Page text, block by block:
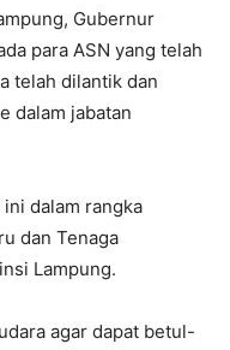
Gubernur
para ASN yang telah
telah dilantik dan
dalam jabatan
dalam rangka
dan Tenaga
Lampung.
agar dapat betul-